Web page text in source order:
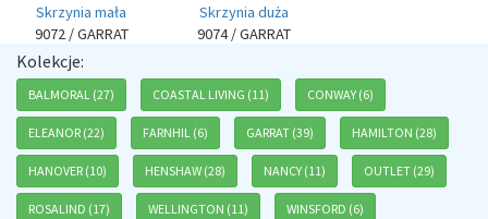
Skrzynia mała
9072 / GARRAT
Skrzynia duża
9074/ GARRAT
Kolekcje:
BALMORAL (27) COASTAL LIVING (11) CONWAY (6)
ELEANOR (22) FARNHIL (6) GARRAT (39) HAMILTON (28)
HANOVER (10) HENSHAW (28) NANCY (11) OUTLET (29)
ROSALIND (17) WELLINGTON (11) WINSFORD (6)